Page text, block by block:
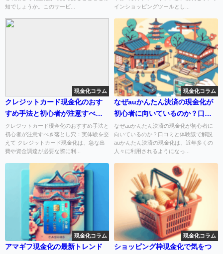
知でしょうか。このサービ...
インショッピングツールとし...
現金化コラム
クレジットカード現金化のおす
すめ手法と初心者が注意すべき
落とし穴：実体験を交えて
クレジットカード現金化のおすすめ手法と
初心者が注意すべき落とし穴：実体験を交
えて クレジットカード現金化は、急な出
費や資金調達が必要な際に利...
現金化コラム
なぜauかんたん決済の現金化が
初心者に向いているのか？口コ
ミと体験談で解説
なぜauかんたん決済の現金化が初心者に
向いているのか？口コミと体験談で解説
auかんたん決済の現金化は、近年多くの
人々に利用されるようになっ...
現金化コラム
アマギフ現金化の最新トレンド
現金化コラム
ショッピング枠現金化で気をつ